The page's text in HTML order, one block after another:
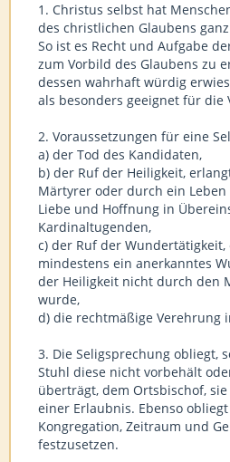
1. Christus selbst hat
des christlichen Glaubens
So ist es Recht und Aufgabe
zum Vorbild des Glaubens zu
dessen wahrhaft würdig
als besonders geeignet für die
2. Voraussetzungen für eine
a) der Tod des Kandidaten,
b) der Ruf der Heiligkeit,
Märtyrer oder durch ein Leben
Liebe und Hoffnung in
Kardinaltugenden,
c) der Ruf der
mindestens ein anerkanntes
der Heiligkeit nicht durch den
wurde,
d) die rechtmäßige Verehrung
3. Die Seligsprechung obliegt,
Stuhl diese nicht vorbehält
überträgt, dem Ortsbischof,
einer Erlaubnis. Ebenso
Kongregation, Zeitraum und
festzusetzen.